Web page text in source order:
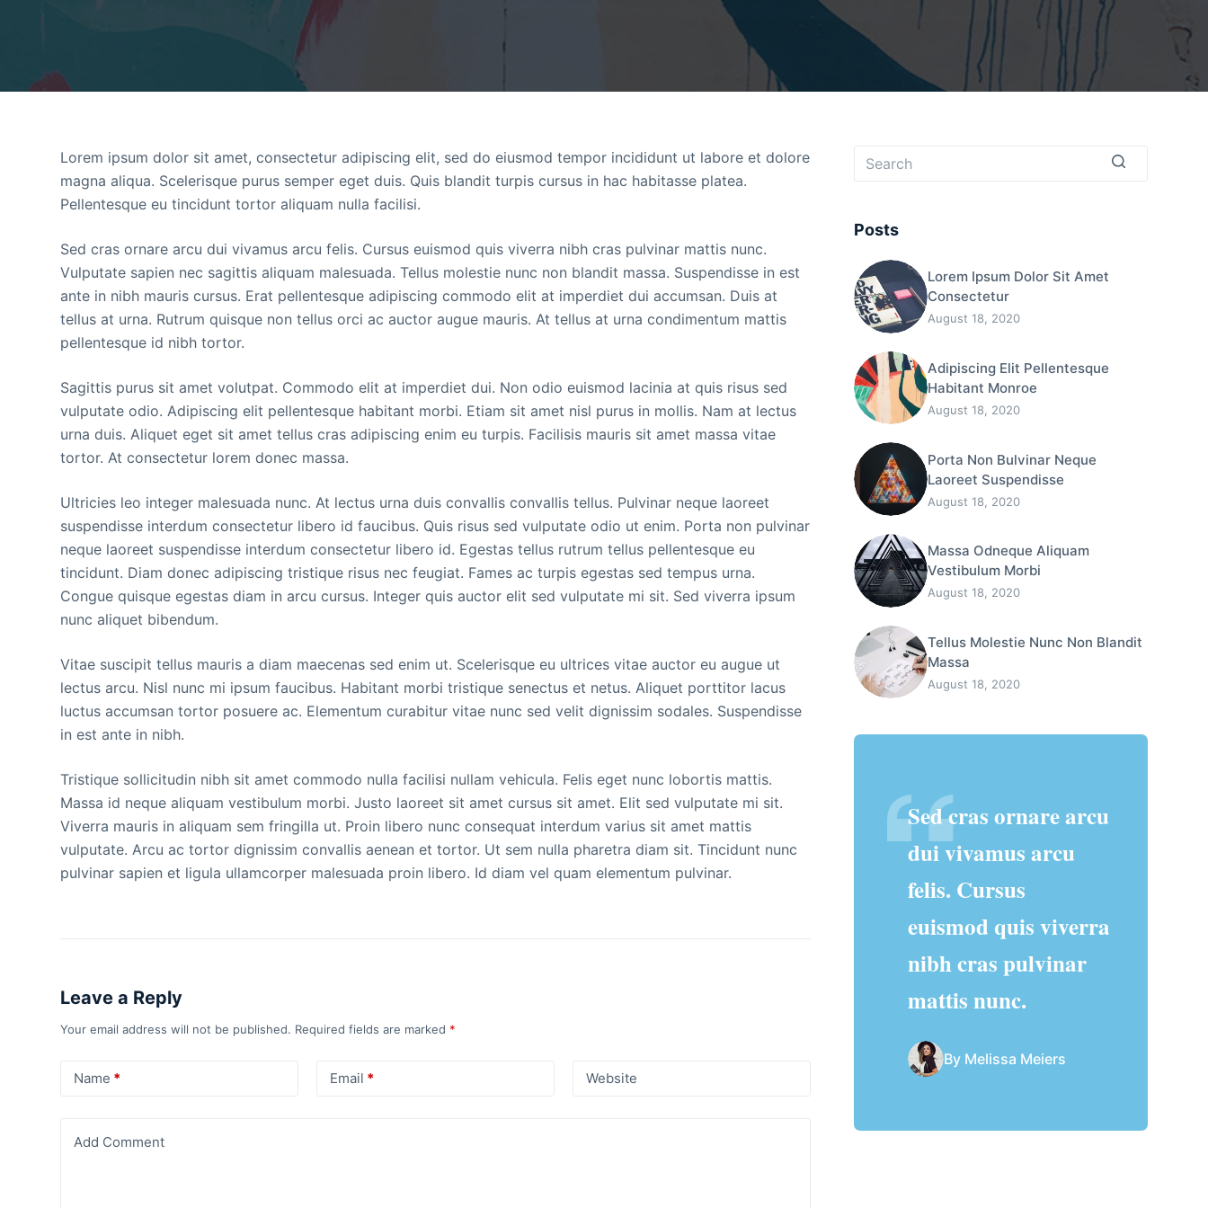
Lorem ipsum dolor sit amet, consectetur adipiscing elit, sed do eiusmod tempor incididunt ut labore et dolore
magna aliqua. Scelerisque purus semper eget duis. Quis blandit turpis cursus in hac habitasse platea.
Pellentesque eu tincidunt tortor aliquam nulla facilisi.
Sed cras ornare arcu dui vivamus arcu felis. Cursus euismod quis viverra nibh cras pulvinar mattis nunc.
Vulputate sapien nec sagittis aliquam malesuada. Tellus molestie nunc non blandit massa. Suspendisse in est
ante in nibh mauris cursus. Erat pellentesque adipiscing commodo elit at imperdiet dui accumsan. Duis at
tellus at urna. Rutrum quisque non tellus orci ac auctor augue mauris. At tellus at urna condimentum mattis
pellentesque id nibh tortor.
Sagittis purus sit amet volutpat. Commodo elit at imperdiet dui. Non odio euismod lacinia at quis risus sed
vulputate odio. Adipiscing elit pellentesque habitant morbi. Etiam sit amet nisl purus in mollis. Nam at lectus
urna duis. Aliquet eget sit amet tellus cras adipiscing enim eu turpis. Facilisis mauris sit amet massa vitae
tortor. At consectetur lorem donec massa.
Ultricies leo integer malesuada nunc. At lectus urna duis convallis convallis tellus. Pulvinar neque laoreet
suspendisse interdum consectetur libero id faucibus. Quis risus sed vulputate odio ut enim. Porta non pulvinar
neque laoreet suspendisse interdum consectetur libero id. Egestas tellus rutrum tellus pellentesque eu
tincidunt. Diam donec adipiscing tristique risus nec feugiat. Fames ac turpis egestas sed tempus urna.
Congue quisque egestas diam in arcu cursus. Integer quis auctor elit sed vulputate mi sit. Sed viverra ipsum
nunc aliquet bibendum.
Vitae suscipit tellus mauris a diam maecenas sed enim ut. Scelerisque eu ultrices vitae auctor eu augue ut
lectus arcu. Nisl nunc mi ipsum faucibus. Habitant morbi tristique senectus et netus. Aliquet porttitor lacus
luctus accumsan tortor posuere ac. Elementum curabitur vitae nunc sed velit dignissim sodales. Suspendisse
in est ante in nibh.
Tristique sollicitudin nibh sit amet commodo nulla facilisi nullam vehicula. Felis eget nunc lobortis mattis.
Massa id neque aliquam vestibulum morbi. Justo laoreet sit amet cursus sit amet. Elit sed vulputate mi sit.
Viverra mauris in aliquam sem fringilla ut. Proin libero nunc consequat interdum varius sit amet mattis
vulputate. Arcu ac tortor dignissim convallis aenean et tortor. Ut sem nulla pharetra diam sit. Tincidunt nunc
pulvinar sapien et ligula ullamcorper malesuada proin libero. Id diam vel quam elementum pulvinar.
Leave a Reply
Your email address will not be published. Required fields are marked *
Name * Email * Website
Add Comment
Posts
Lorem Ipsum Dolor Sit Amet
Consectetur
August 18, 2020
Adipiscing Elit Pellentesque
Habitant Monroe
August 18, 2020
Porta Non Bulvinar Neque
Laoreet Suspendisse
August 18, 2020
Massa Odneque Aliquam
Vestibulum Morbi
August 18, 2020
Tellus Molestie Nunc Non Blandit
Massa
August 18, 2020
Sed cras ornare arcu
dui vivamus arcu
felis. Cursus
euismod quis viverra
nibh cras pulvinar
mattis nunc.
By Melissa Meiers